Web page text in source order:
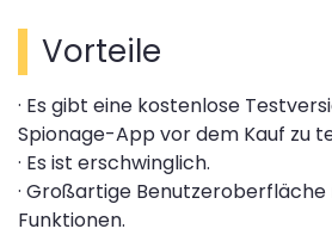
Vorteile
· Es gibt eine kostenlose
Spionage-App vor dem Kauf zu
· Es ist erschwinglich.
· Großartige
Funktionen.